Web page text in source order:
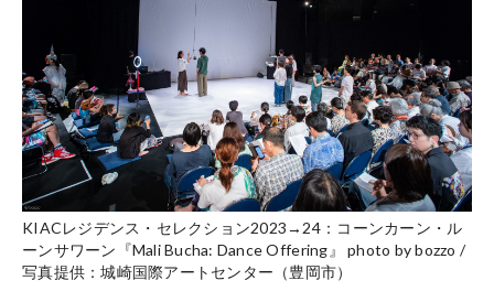
KIACレジデンス・セレクション2023→24：コーンカーン・ル
ーンサワーン『Mali Bucha: Dance Offering』 photo by bozzo /
写真提供：城崎国際アートセンター（豊岡市）